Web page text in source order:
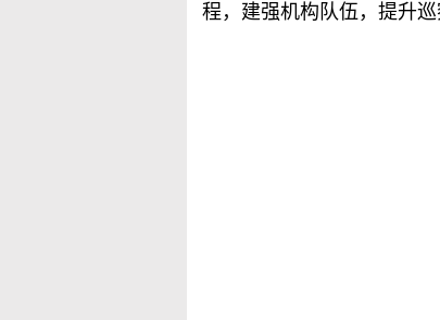
程，建强机构队伍，提升